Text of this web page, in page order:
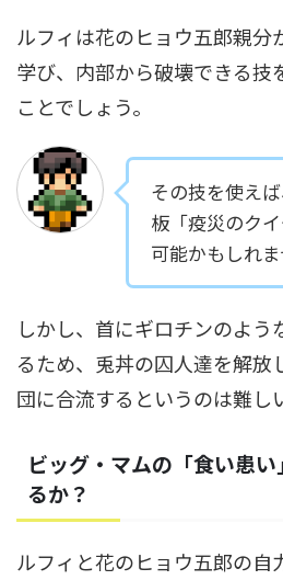
ルフィは花のヒョウ五郎親分
学び、内部から破壊できる技
ことでしょう。
その技を使え
板「疫災のク
可能かもしれま
しかし、首にギロチンのよう
るため、兎丼の囚人達を解放
団に合流するというのは難し
ビッグ・マムの「食い患
るか？
ルフィと花のヒョウ五郎の自